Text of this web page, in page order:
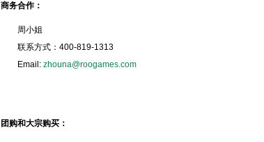
商务合作：
周小姐
联系方式：400-819-1313
Email: zhouna@roogames.com
团购和大宗购买：